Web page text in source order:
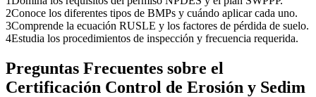
2Conoce los diferentes tipos de BMPs y cuándo aplicar cada uno.
3Comprende la ecuación RUSLE y los factores de pérdida de suelo.
4Estudia los procedimientos de inspección y frecuencia requerida.
Preguntas Frecuentes sobre el
Certificación Control de Erosión y Sedim